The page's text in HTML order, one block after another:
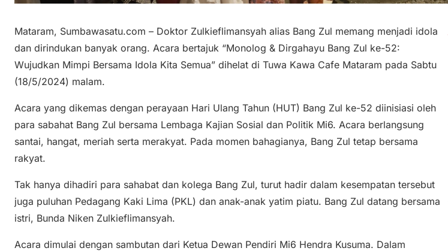
Mataram, Sumbawasatu.com – Doktor Zulkieflimansyah alias Bang Zul memang menjadi idola
dan dirindukan banyak orang. Acara bertajuk “Monolog & Dirgahayu Bang Zul ke-52:
Wujudkan Mimpi Bersama Idola Kita Semua” dihelat di Tuwa Kawa Cafe Mataram pada Sabtu
(18/5/2024) malam.
Acara yang dikemas dengan perayaan Hari Ulang Tahun (HUT) Bang Zul ke-52 diinisiasi oleh
para sabahat Bang Zul bersama Lembaga Kajian Sosial dan Politik Mi6. Acara berlangsung
santai, hangat, meriah serta merakyat. Pada momen bahagianya, Bang Zul tetap bersama
rakyat.
Tak hanya dihadiri para sahabat dan kolega Bang Zul, turut hadir dalam kesempatan tersebut
juga puluhan Pedagang Kaki Lima (PKL) dan anak-anak yatim piatu. Bang Zul datang bersama
istri, Bunda Niken Zulkieflimansyah.
Acara dimulai dengan sambutan dari Ketua Dewan Pendiri Mi6 Hendra Kusuma. Dalam